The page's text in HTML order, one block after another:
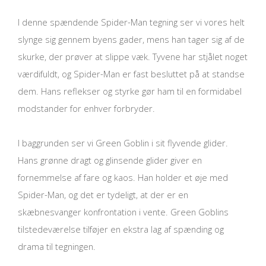
I denne spændende Spider-Man tegning ser vi vores helt
slynge sig gennem byens gader, mens han tager sig af de
skurke, der prøver at slippe væk. Tyvene har stjålet noget
værdifuldt, og Spider-Man er fast besluttet på at standse
dem. Hans reflekser og styrke gør ham til en formidabel
modstander for enhver forbryder.
I baggrunden ser vi Green Goblin i sit flyvende glider.
Hans grønne dragt og glinsende glider giver en
fornemmelse af fare og kaos. Han holder et øje med
Spider-Man, og det er tydeligt, at der er en
skæbnesvanger konfrontation i vente. Green Goblins
tilstedeværelse tilføjer en ekstra lag af spænding og
drama til tegningen.